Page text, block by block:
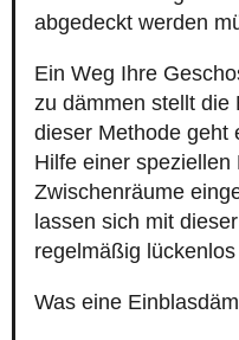
abgedeckt werden
Ein Weg Ihre
zu dämmen stellt die
dieser Methode geht
Hilfe einer speziellen
Zwischenräume
lassen sich mit
regelmäßig
Was eine